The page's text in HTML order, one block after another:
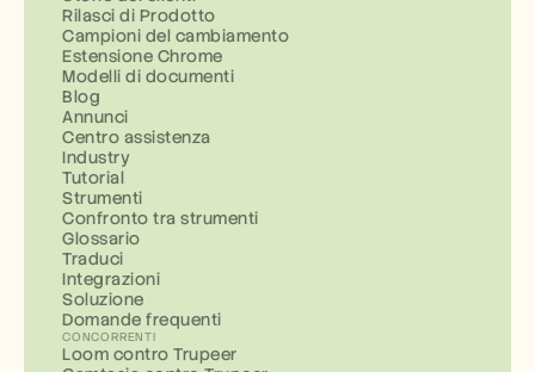
Rilasci di Prodotto
Campioni del cambiamento
Estensione Chrome
Modelli di documenti
Blog
Annunci
Centro assistenza
Industry
Tutorial
Strumenti
Confronto tra strumenti
Glossario
Traduci
Integrazioni
Soluzione
Domande frequenti
CONCORRENTI
Loom contro Trupeer